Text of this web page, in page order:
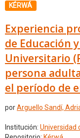
KÉRWÁ
Experiencia
de Educación
Universitario
persona
el período de
porArguello Sandí,
Institución: Universidad